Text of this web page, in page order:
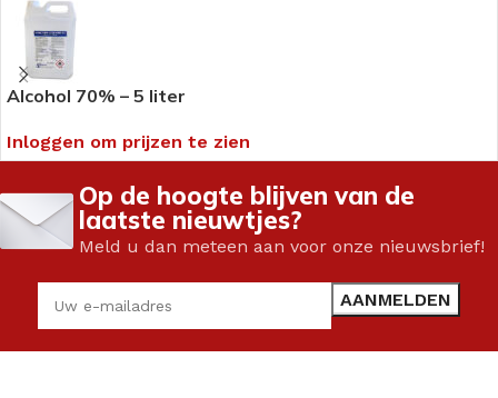
Alcohol 70% – 5 liter
Inloggen om prijzen te zien
Op de hoogte blijven van de
laatste nieuwtjes?
Meld u dan meteen aan voor onze nieuwsbrief!